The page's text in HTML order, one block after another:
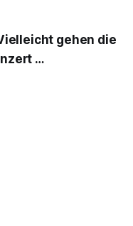
gehen die
…